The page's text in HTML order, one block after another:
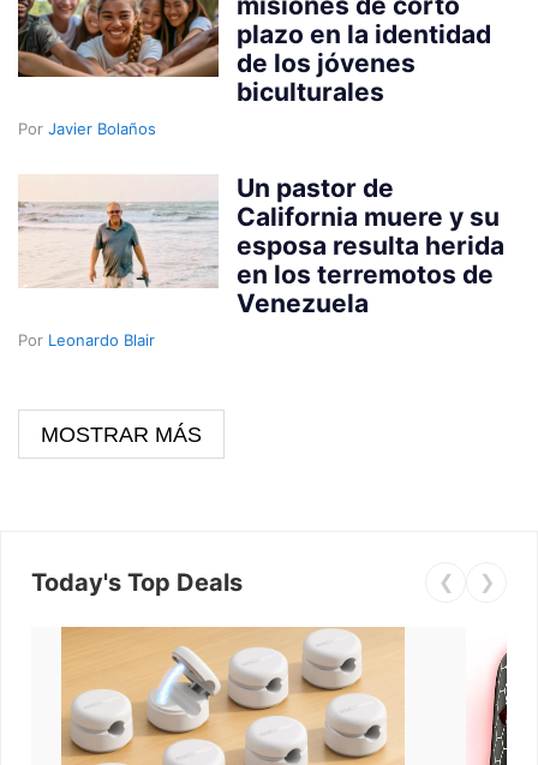
plazo en la identidad
de los jóvenes
biculturales
Por Javier Bolaños
Un pastor de
California muere y su
esposa resulta herida
en los terremotos de
Venezuela
Por Leonardo Blair
MOSTRAR MÁS
Today's Top Deals ❮ ❯